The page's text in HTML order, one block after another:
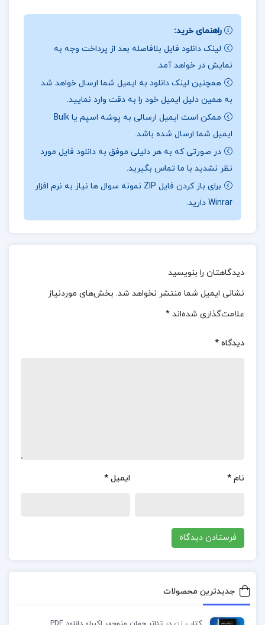
در بخشی از کتاب سفرنامه بنجامین مهندس
محمدحسین کردبچه
کشتیهای بزرگ بادبانی بود و هنوز از کشتیهای بخار
استفاده نمیشد بهمین دلیل حاج میرزا ابوالحسن خان و
سر گوراوزلی در بندر پلیموت انگلستان سوار یک کشتی
بادی شده و بطرف ایران حرکت نمودند.
درباره کتاب سفرنامه بنجامین مهندس محمدحسین
کردبچه
محمدحسین کردبچه ترجمه شده، گزارشی جذاب و
دقیق از ایران دوره قاجار را از دیدگاه بنجامین،
نخستین سفیر آمریکا در ایران، ارائه می‌دهد. این اثر،
شرایط سیاسی، اجتماعی، و فرهنگی ایران را از منظر
فرهنگ ایران دوره قاجار توصیه می‌شود، زیرا این اثر
دیدگاه منحصربه‌فرد یک دیپلمات آمریکایی را از زندگی،
سیاست و فرهنگ ایران آن زمان به تصویر می‌کشد.
بنجامین به عنوان نخستین سفیر آمریکا در ایران،
نگاهی متفاوت و تازه به مسائل سیاسی و اجتماعی
راهنمای خرید:
لینک دانلود فایل بلافاصله بعد از پرداخت وجه به
نمایش در خواهد آمد.
همچنین لینک دانلود به ایمیل شما ارسال خواهد شد
به همین دلیل ایمیل خود را به دقت وارد نمایید.
ممکن است ایمیل ارسالی به پوشه اسپم یا Bulk
ایمیل شما ارسال شده باشد.
در صورتی که به هر دلیلی موفق به دانلود فایل مورد
نظر نشدید با ما تماس بگیرید.
برای باز کردن فایل ZIP نمونه سوال ها نیاز به نرم افزار
Winrar دارید.
دیدگاهتان را بنویسید
نشانی ایمیل شما منتشر نخواهد شد. بخش‌های موردنیاز
علامت‌گذاری شده‌اند *
دیدگاه *
نام * ایمیل *
جدیدترین محصولات